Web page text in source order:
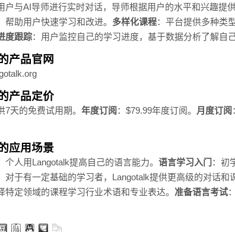
户与AI导师进行实时对话，导师根据用户的水平和兴趣提
帮助用户快速学习和改进。 多样化课程：平台提供多种类
度跟踪：用户监控自己的学习进度，基于数据分析了解自
产品官网
产品定价
7天的免费试用期。 年度订阅 ：$79.99年度订阅。 月度订阅
应用场景
个人用Langotalk提高自己的语言能力。 语言学习入门 ：初
对于有一定基础的学习者，Langotalk提供更高级的对话和
特定领域的课程学习行业术语和专业表达。 准备语言考试